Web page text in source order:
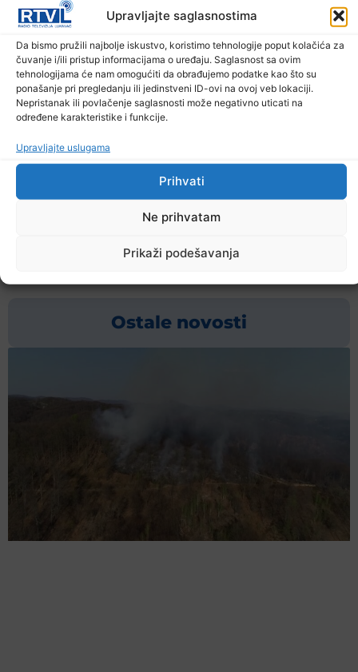
Upravljajte saglasnostima
Da bismo pružili najbolje iskustvo, koristimo tehnologije poput kolačića za
čuvanje i/ili pristup informacijama o uređaju. Saglasnost sa ovim
tehnologijama će nam omogućiti da obrađujemo podatke kao što su
ponašanje pri pregledanju ili jedinstveni ID-ovi na ovoj veb lokaciji.
Nepristanak ili povlačenje saglasnosti može negativno uticati na
određene karakteristike i funkcije.
Upravljajte uslugama
Prihvati
Ne prihvatam
Prikaži podešavanja
kazala je Izetbegović u sudnici.
U svojim obraćanjima, odbrane optuženih su
konstantno tvrdile da tužioci Tužilaštva BiH rade po
“nečijim” naredbama i da smišljeno njihove
branjenike diskredituju kako bi se opravdali medijski
medijskog pisanja te da je sve politički iskonstruisan
Ostale novosti